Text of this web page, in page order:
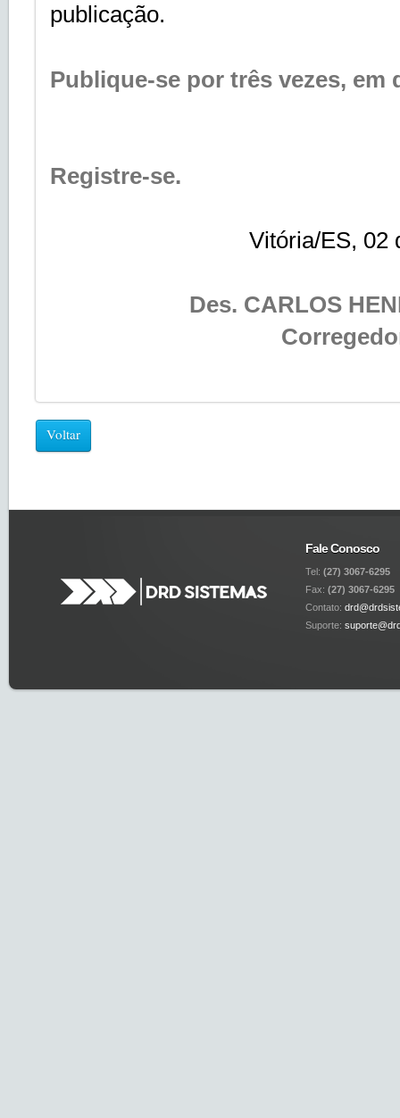
publicação.
Publique-se por três vezes,
Registre-se.
Vitória/ES, 02
Des. CARLOS
Voltar
Fale Conosco
Tel: (27) 3067-6295
Fax: (27) 3067-6295
Contato:
Suporte: